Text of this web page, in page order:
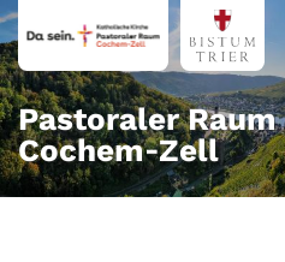
Zum Inhalt springen
Pastoraler Raum
Cochem‑Zell